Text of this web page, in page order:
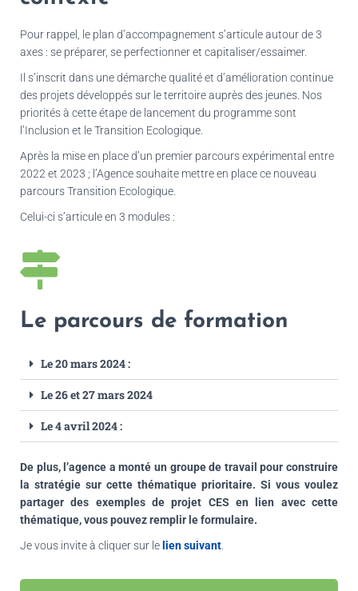
Pour rappel, le plan d’accompagnement s’articule autour de 3
axes : se préparer, se perfectionner et capitaliser/essaimer.
Il s’inscrit dans une démarche qualité et d’amélioration continue
des projets développés sur le territoire auprès des jeunes. Nos
priorités à cette étape de lancement du programme sont
l’Inclusion et le Transition Ecologique.
Après la mise en place d’un premier parcours expérimental entre
2022 et 2023 ; l’Agence souhaite mettre en place ce nouveau
parcours Transition Ecologique.
Celui-ci s’articule en 3 modules :
Le parcours de formation
Le 20 mars 2024 :
Le 26 et 27 mars 2024
Le 4 avril 2024 :
De plus, l’agence a monté un groupe de travail pour construire
la stratégie sur cette thématique prioritaire. Si vous voulez
partager des exemples de projet CES en lien avec cette
thématique, vous pouvez remplir le formulaire.
Je vous invite à cliquer sur le lien suivant